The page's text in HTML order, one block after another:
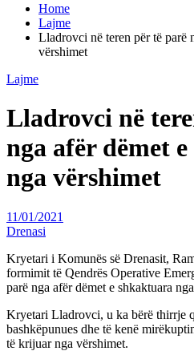
Home
Lajme
Lladrovci në teren për të parë
vërshimet
Lajme
Lladrovci në
nga afër dëmet
nga vërshimet
11/01/2021
Drenasi
Kryetari i Komunës së Drenasit,
formimit të Qendrës Operative
parë nga afër dëmet e shkaktuara
Kryetari Lladrovci, u ka bërë thirrje
bashkëpunues dhe të kenë
të krijuar nga vërshimet.